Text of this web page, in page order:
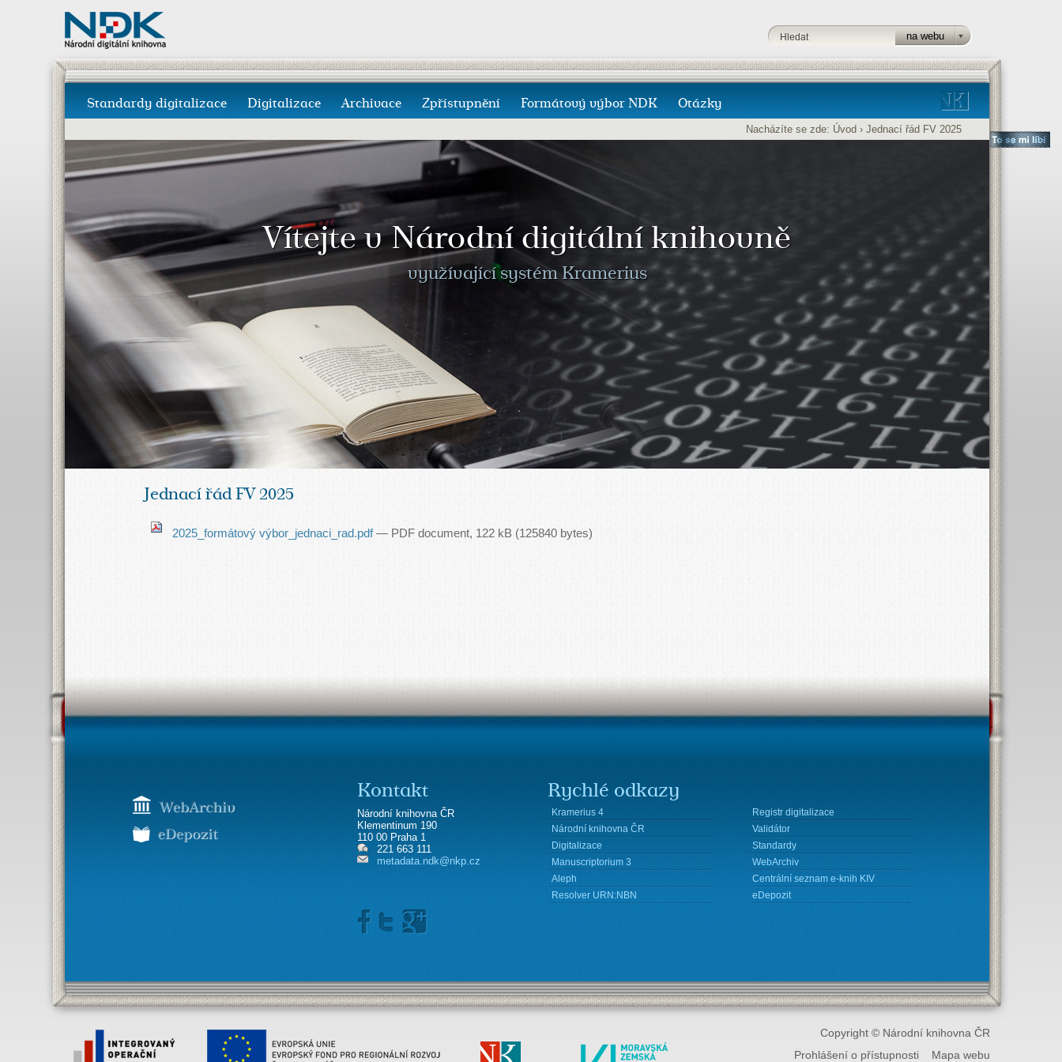
Standardy digitalizace Digitalizace Archivace Zpřístupnění Formátový výbor NDK Otázky
Nacházíte se zde: Úvod › Jednací řád FV 2025
Vítejte v Národní digitální knihovně
využívající systém Kramerius
Jednací řád FV 2025
2025_formátový výbor_jednaci_rad.pdf— PDF document, 122 kB (125840 bytes)
Kontakt
Národní knihovna ČR
Klementinum 190
110 00 Praha 1
221 663 111
metadata.ndk@nkp.cz
Rychlé odkazy
Kramerius 4
Registr digitalizace
Národní knihovna ČR
Validátor
Digitalizace
Standardy
Manuscriptorium 3
WebArchiv
Aleph
Centrální seznam e-knih KIV
Resolver URN:NBN
eDepozit
Copyright © Národní knihovna ČR
Prohlášení o přístupnosti
Mapa webu